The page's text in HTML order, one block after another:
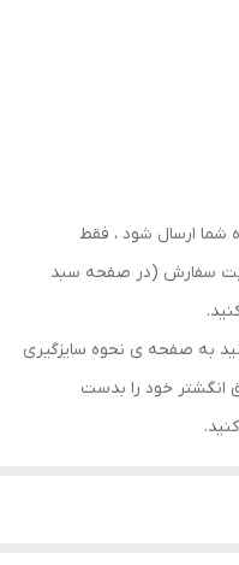
شما ارسال شود ، فقط
سفارش (در صفحه سبد
به صفحه ی نحوه سایزگیری
انگشتر خود را بدست